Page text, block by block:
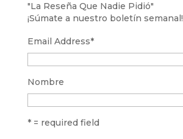
"La Reseña Que Nadie Pidió"
¡Súmate a nuestro boletín semanal!
Email Address*
Nombre
* = required field